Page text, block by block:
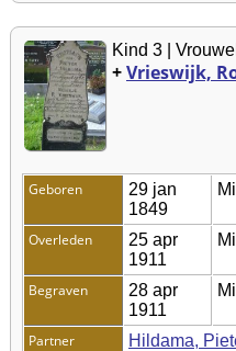
Kind 3 |
+Vrieswijk,
Geboren
29 jan
1849
Overleden
25 apr
1911
Begraven
28 apr
1911
Partner Hildama,